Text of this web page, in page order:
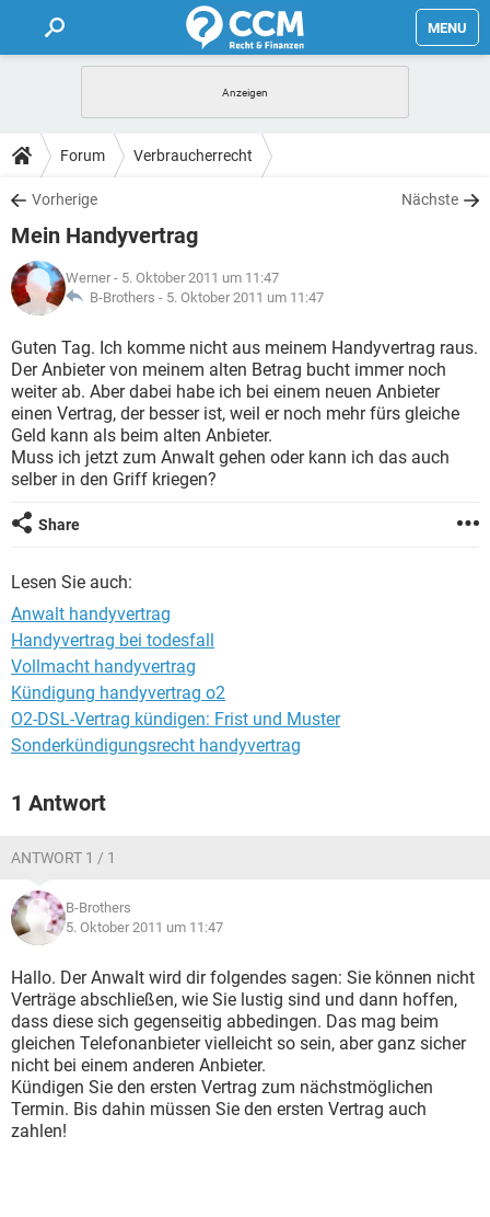
MENU
FORUM
TIPPS
Forum Verbraucherrecht
Vorherige Nächste
Mein Handyvertrag
Werner - 5. Oktober 2011 um 11:47
B-Brothers - 5. Oktober 2011 um 11:47
Guten Tag. Ich komme nicht aus meinem Handyvertrag raus.
Der Anbieter von meinem alten Betrag bucht immer noch
weiter ab. Aber dabei habe ich bei einem neuen Anbieter
einen Vertrag, der besser ist, weil er noch mehr fürs gleiche
Geld kann als beim alten Anbieter.
Muss ich jetzt zum Anwalt gehen oder kann ich das auch
selber in den Griff kriegen?
Share
Lesen Sie auch:
Anwalt handyvertrag
Handyvertrag bei todesfall
Vollmacht handyvertrag
Kündigung handyvertrag o2
O2-DSL-Vertrag kündigen: Frist und Muster
Sonderkündigungsrecht handyvertrag
1 Antwort
ANTWORT 1 / 1
B-Brothers
5. Oktober 2011 um 11:47
Hallo. Der Anwalt wird dir folgendes sagen: Sie können nicht
Verträge abschließen, wie Sie lustig sind und dann hoffen,
dass diese sich gegenseitig abbedingen. Das mag beim
gleichen Telefonanbieter vielleicht so sein, aber ganz sicher
nicht bei einem anderen Anbieter.
Kündigen Sie den ersten Vertrag zum nächstmöglichen
Termin. Bis dahin müssen Sie den ersten Vertrag auch
zahlen!